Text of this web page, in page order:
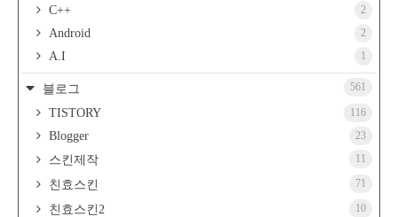
C++ 2
Android 2
A.I 1
블로그 561
TISTORY 116
Blogger 23
스킨제작 11
친효스킨 71
친효스킨2 10